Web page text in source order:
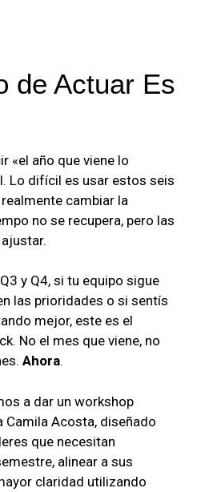
de Actuar Es
«el año que viene lo
Lo difícil es usar estos seis
cambiar la
no se recupera, pero las
y Q4, si tu equipo sigue
las prioridades o si sentís
mejor, este es el
No el mes que viene, no
Ahora.
a dar un workshop
Acosta, diseñado
que necesitan
alinear a sus
claridad utilizando